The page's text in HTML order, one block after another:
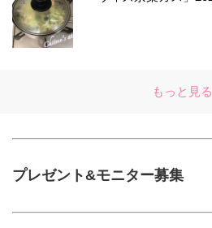
もっと見る
プレゼント&モニター募集